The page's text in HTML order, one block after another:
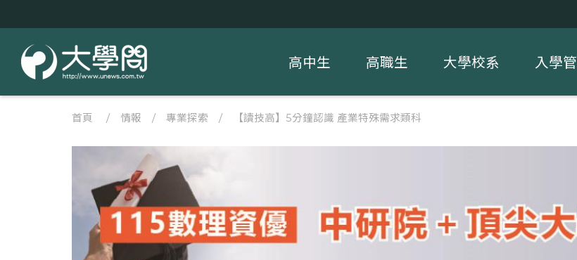
高中生 高職生 大學校系 入學
首頁 / 情報 / 專業探索 / 【讀技高】5分鐘認識 產業特殊需求類科